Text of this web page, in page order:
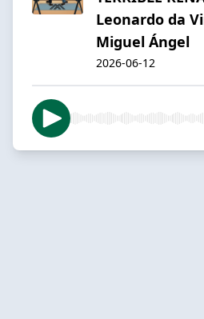
Leonardo da
Miguel Ángel
2026-06-12